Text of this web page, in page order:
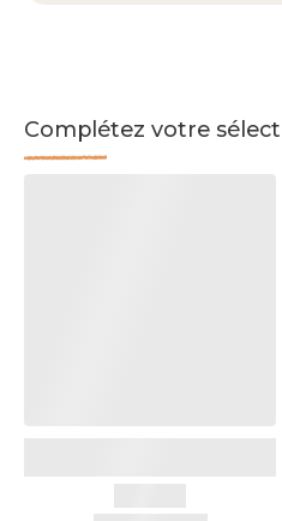
Complétez votre